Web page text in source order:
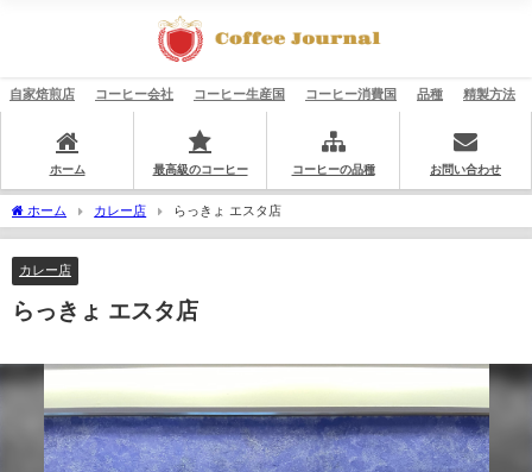
自家焙煎店 コーヒー会社 コーヒー生産国 コーヒー消費国 品種 精製方法
ホーム 最高級のコーヒー コーヒーの品種 お問い合わせ
ホーム カレー店 らっきょ エスタ店
カレー店
らっきょ エスタ店